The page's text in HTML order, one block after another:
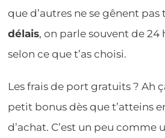
que d’autres ne se gênent pas
délais, on parle souvent de 24
selon ce que t’as choisi.
Les frais de port gratuits ? Ah
petit bonus dès que t’atteins
d’achat. C’est un peu comme